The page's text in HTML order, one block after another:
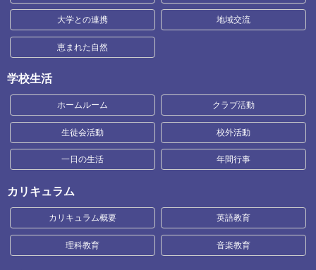
大学との連携 地域交流
恵まれた自然
学校生活
ホームルーム クラブ活動
生徒会活動 校外活動
一日の生活 年間行事
カリキュラム
カリキュラム概要 英語教育
理科教育 音楽教育